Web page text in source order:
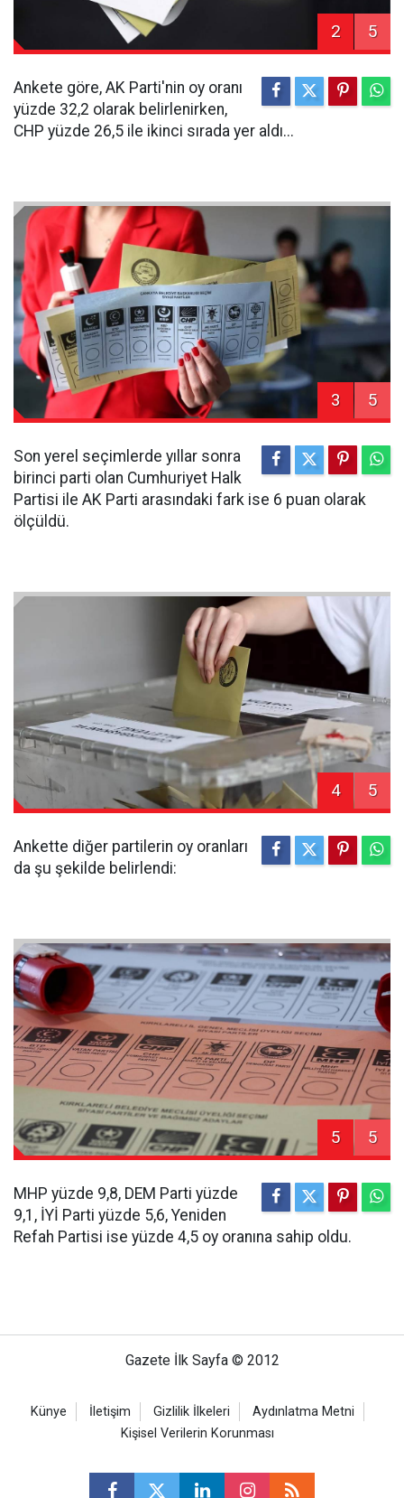
2 5
Ankete göre, AK Parti'nin oy oranı
yüzde 32,2 olarak belirlenirken,
CHP yüzde 26,5 ile ikinci sırada yer aldı...
3 5
Son yerel seçimlerde yıllar sonra
birinci parti olan Cumhuriyet Halk
Partisi ile AK Parti arasındaki fark ise 6 puan olarak
ölçüldü.
4 5
Ankette diğer partilerin oy oranları
da şu şekilde belirlendi:
5 5
MHP yüzde 9,8, DEM Parti yüzde
9,1, İYİ Parti yüzde 5,6, Yeniden
Refah Partisi ise yüzde 4,5 oy oranına sahip oldu.
Gazete İlk Sayfa © 2012
Künye İletişim Gizlilik İlkeleri
Aydınlatma Metni
Kişisel Verilerin Korunması